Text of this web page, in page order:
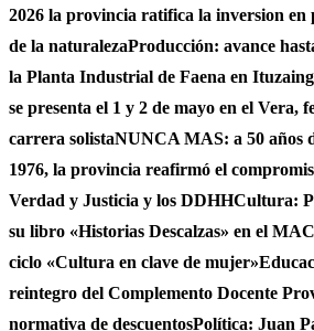
2026 la provincia ratifica la inversion en
de la naturalezaProducción: avance
la Planta Industrial de Faena en
se presenta el 1 y 2 de mayo en el Vera,
carrera solistaNUNCA MAS: a 50 años
1976, la provincia reafirmó el
Verdad y Justicia y los DDHHCultura:
su libro «Historias Descalzas» en el
ciclo «Cultura en clave de mujer»
reintegro del Complemento Docente
normativa de descuentosPolítica: Juan